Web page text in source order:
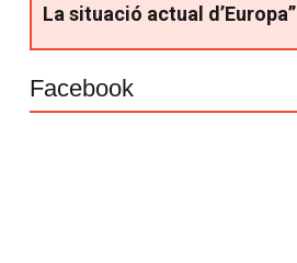
La situació actual d’Europa”
Facebook